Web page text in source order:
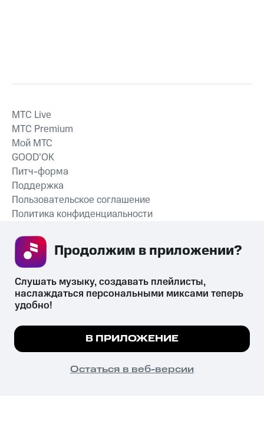
СКАЧАТЬ ПРИЛОЖЕНИЕ
MTС Live
MTС Premium
Мой МТС
GOOD’OK
Питч-форма
Поддержка
Пользовательское соглашение
Политика конфиденциальности
психотропных веществ, их аналогов причиняет вред здоровью,
их незаконный оборот запрещён и влечёт установленную
законодательством ответственность.
© 2026 ООО «КИОН».
Все права защищены
Мы используем куки, чтобы на сайте все
Подробнее
ПОНЯТНО
Слушать музыку, создавать плейлисты,
наслаждаться персональными миксами теперь
удобно!
В ПРИЛОЖЕНИЕ
Остаться в веб-версии